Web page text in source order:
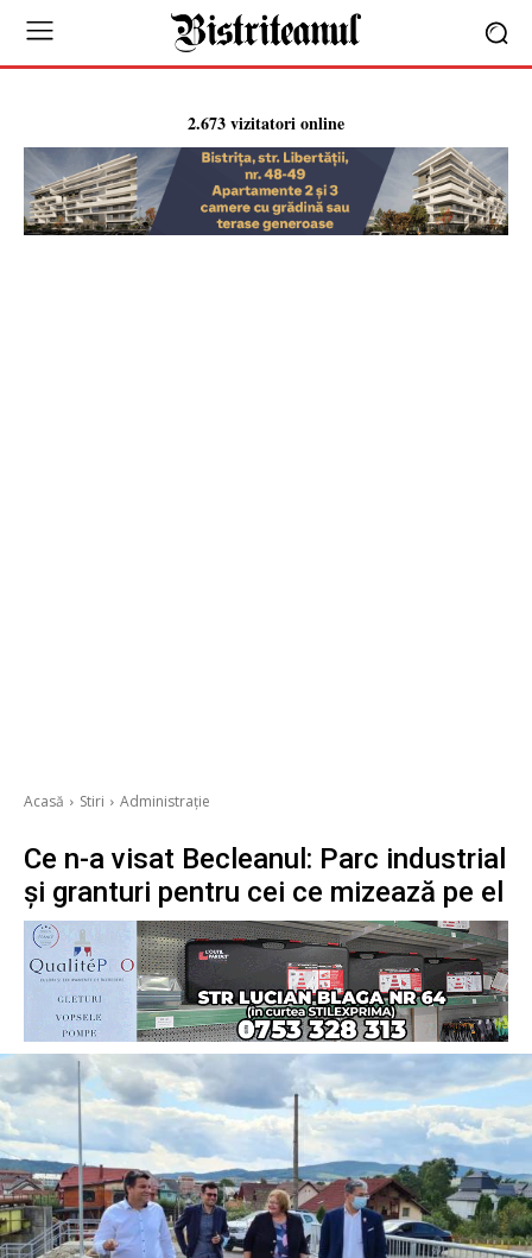
2.673 vizitatori online
Acasă Stiri Administrație
Ce n-a visat Becleanul: Parc industrial
și granturi pentru cei ce mizează pe el